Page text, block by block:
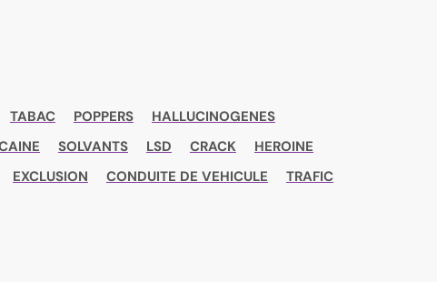
TABAC POPPERS
HALLUCINOGENES
SOLVANTS LSD CRACK
HEROINE
EXCLUSION CONDUITE DE VEHICULE
TRAFIC